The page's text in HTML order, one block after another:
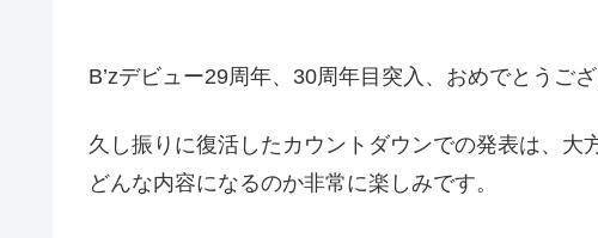
B’zデビュー29周年、30周年目突入、おめでとうござ
久し振りに復活したカウントダウンでの発表は、大
どんな内容になるのか非常に楽しみです。